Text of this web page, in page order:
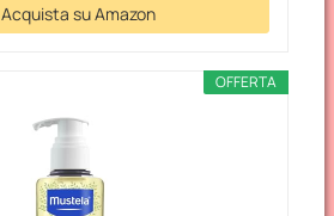
Acquista su Amazon
OFFERTA